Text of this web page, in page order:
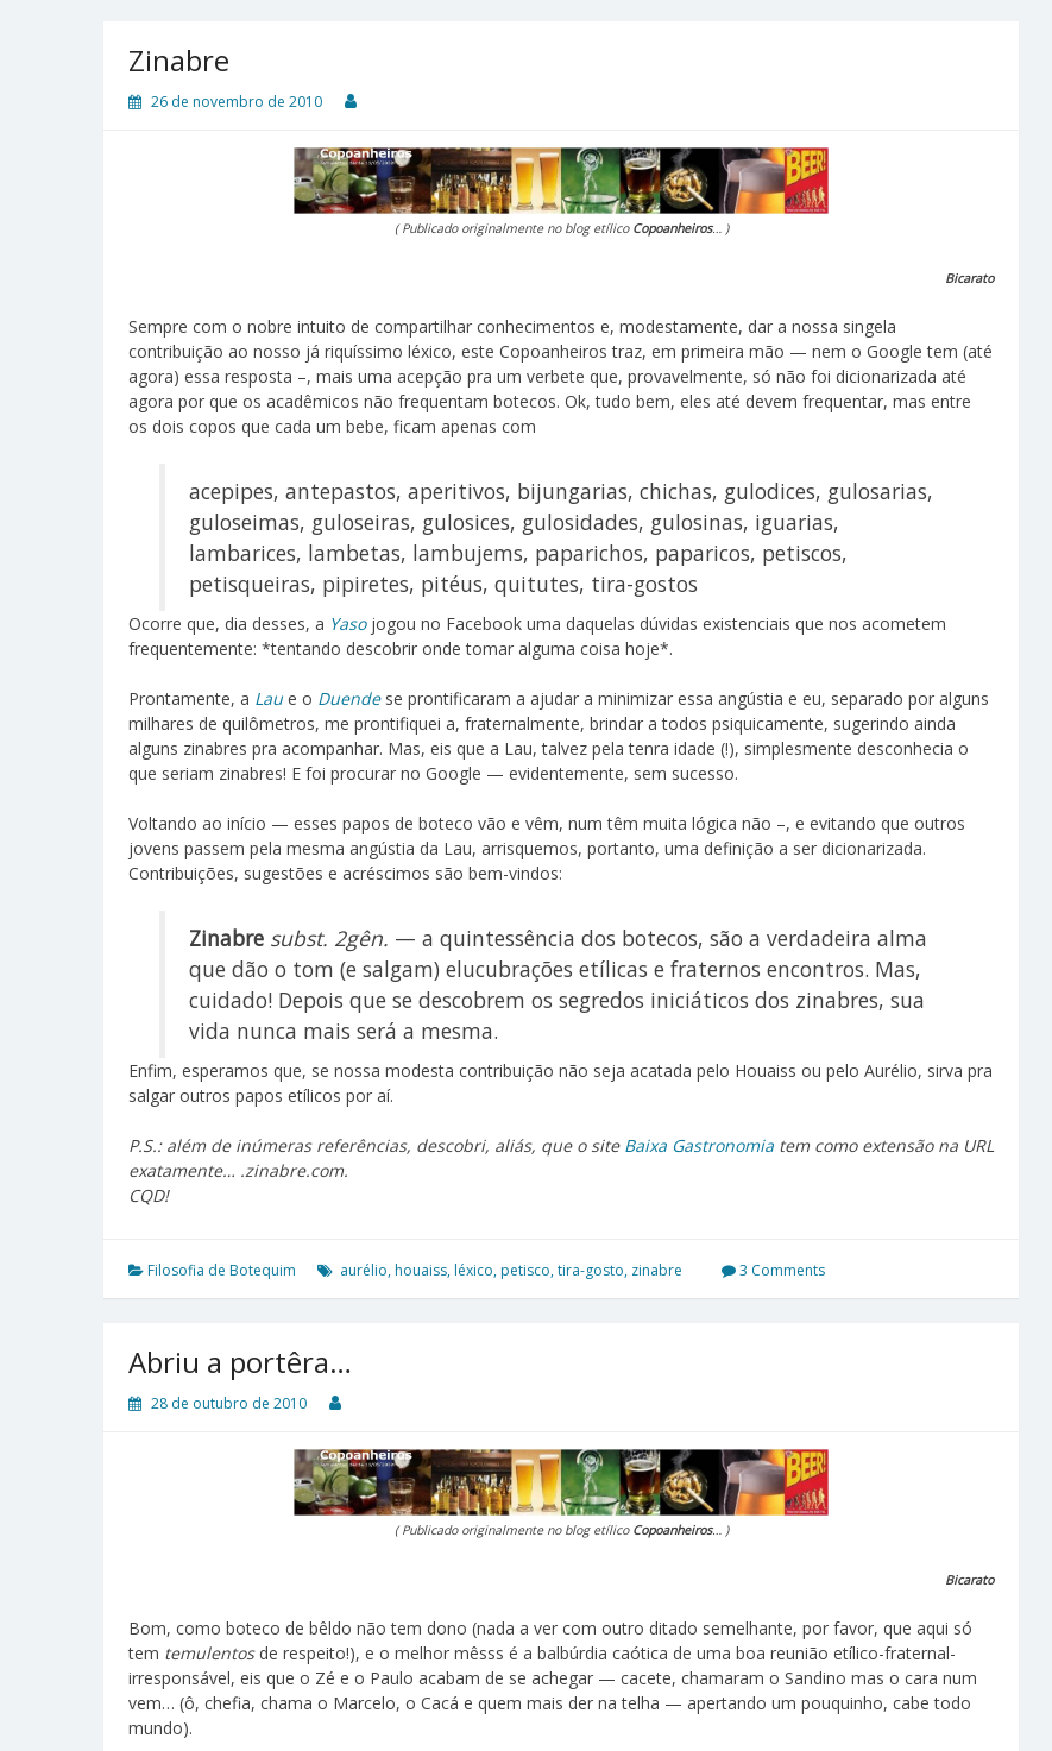
Zinabre
26 de novembro de 2010
( Publicado originalmente no blog etílico Copoanheiros… )
Bicarato
Sempre com o nobre intuito de compartilhar conhecimentos e, modestamente, dar a nossa singela
contribuição ao nosso já riquíssimo léxico, este Copoanheiros traz, em primeira mão — nem o Google tem (até
agora) essa resposta –, mais uma acepção pra um verbete que, provavelmente, só não foi dicionarizada até
agora por que os acadêmicos não frequentam botecos. Ok, tudo bem, eles até devem frequentar, mas entre
os dois copos que cada um bebe, ficam apenas com
acepipes, antepastos, aperitivos, bijungarias, chichas, gulodices, gulosarias,
guloseimas, guloseiras, gulosices, gulosidades, gulosinas, iguarias,
lambarices, lambetas, lambujems, paparichos, paparicos, petiscos,
petisqueiras, pipiretes, pitéus, quitutes, tira-gostos
Ocorre que, dia desses, a Yasojogou no Facebook uma daquelas dúvidas existenciais que nos acometem
frequentemente: *tentando descobrir onde tomar alguma coisa hoje*.
Prontamente, a Laue o Duendese prontificaram a ajudar a minimizar essa angústia e eu, separado por alguns
milhares de quilômetros, me prontifiquei a, fraternalmente, brindar a todos psiquicamente, sugerindo ainda
alguns zinabres pra acompanhar. Mas, eis que a Lau, talvez pela tenra idade (!), simplesmente desconhecia o
que seriam zinabres! E foi procurar no Google — evidentemente, sem sucesso.
Voltando ao início — esses papos de boteco vão e vêm, num têm muita lógica não –, e evitando que outros
jovens passem pela mesma angústia da Lau, arrisquemos, portanto, uma definição a ser dicionarizada.
Contribuições, sugestões e acréscimos são bem-vindos:
Zinabre subst. 2gên. — a quintessência dos botecos, são a verdadeira alma
que dão o tom (e salgam) elucubrações etílicas e fraternos encontros. Mas,
cuidado! Depois que se descobrem os segredos iniciáticos dos zinabres, sua
vida nunca mais será a mesma.
Enfim, esperamos que, se nossa modesta contribuição não seja acatada pelo Houaiss ou pelo Aurélio, sirva pra
salgar outros papos etílicos por aí.
P.S.: além de inúmeras referências, descobri, aliás, que o site Baixa Gastronomia tem como extensão na URL
exatamente… .zinabre.com.
CQD!
Filosofia de Botequim aurélio, houaiss, léxico, petisco,tira-gosto, zinabre 3 Comments
Abriu a portêra…
28 de outubro de 2010
( Publicado originalmente no blog etílico Copoanheiros… )
Bicarato
Bom, como boteco de bêldo não tem dono (nada a ver com outro ditado semelhante, por favor, que aqui só
tem temulentosde respeito!), e o melhor mêsss é a balbúrdia caótica de uma boa reunião etílico-fraternal-
irresponsável, eis que o Zé e o Paulo acabam de se achegar — cacete, chamaram o Sandino mas o cara num
vem… (ô, chefia, chama o Marcelo, o Cacá e quem mais der na telha — apertando um pouquinho, cabe todo
mundo).